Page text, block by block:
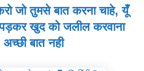
जो तुमसे बात करना चाहे, यूँ
खुद को जलील करवाना
अच्छी बात नही